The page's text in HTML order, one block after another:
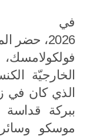
2026،
الخارجيّة
الذي كان في
ببركة قداسة
موسكو